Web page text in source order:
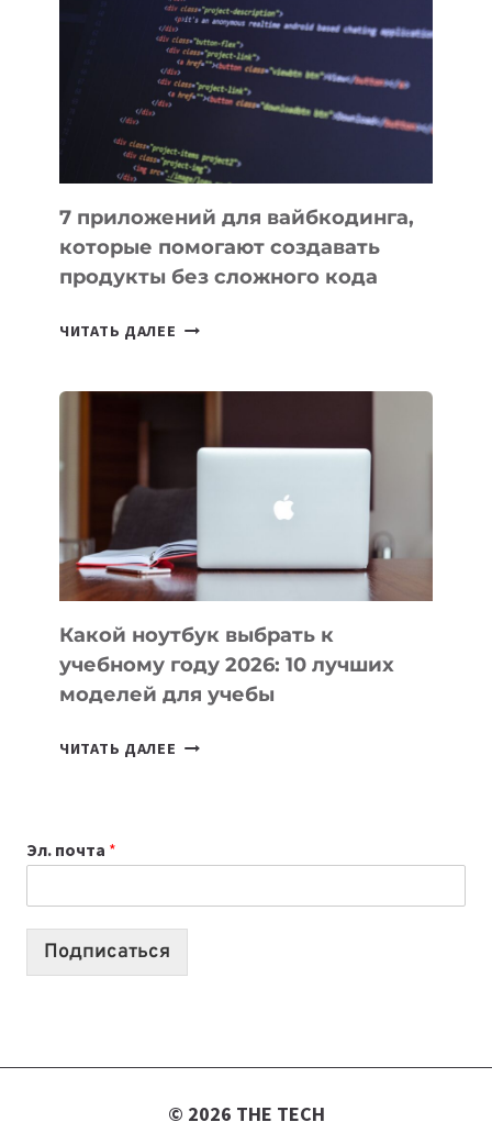
ИНСТРУМЕНТОВ
ДЛЯ
РАБОТЫ
7 приложений для вайбкодинга,
которые помогают создавать
продукты без сложного кода
ЧИТАТЬ ДАЛЕЕ
ПОМОГАЮТ
СОЗДАВАТЬ
БЕЗ
СЛОЖНОГО
КОДА
Какой ноутбук выбрать к
учебному году 2026: 10 лучших
моделей для учебы
ЧИТАТЬ ДАЛЕЕ КАКОЙ
2026:
10
Эл. почта *
Подписаться
© 2026 THE TECH